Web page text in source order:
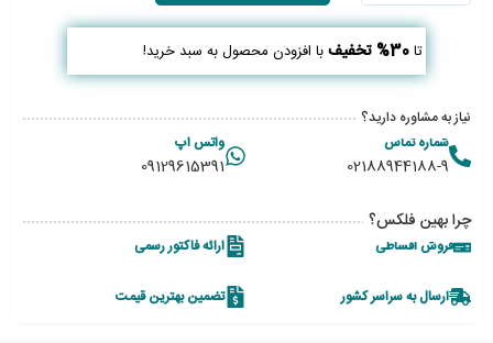
تا30% تخفیف با افزودن محصول به سبد خرید!
نیاز به مشاوره دارید؟
شماره تماس
02188944188-9
واتس اپ
09129615391
چرا بهین فلکس؟
فروش اقساطی ارائه فاکتور رسمی
ارسال به سراسر کشور تضمین بهترین قیمت